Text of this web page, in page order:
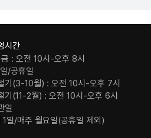
시간
: 오전 10시-오후 8시
/공휴일
기(3-10월) : 오전 10시-오후 7시
기(11-2월) : 오전 10시-오후 6시
일
1일/매주 월요일(공휴일 제외)